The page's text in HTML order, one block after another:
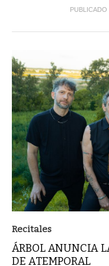
PUBLICADO
Recitales
ÁRBOL ANUNCIA
DE ATEMPORAL